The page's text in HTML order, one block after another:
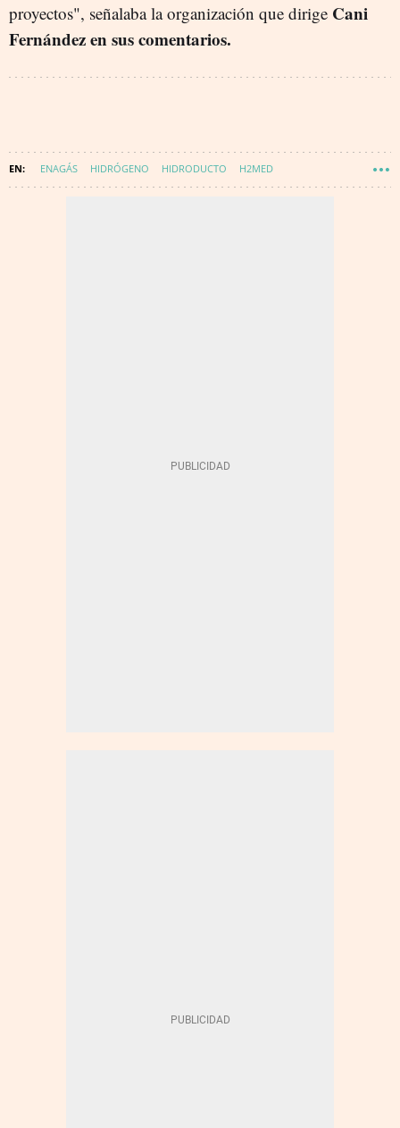
proyectos", señalaba la organización que dirige Cani
Fernández en sus comentarios.
ENAGÁS HIDRÓGENO HIDRODUCTO H2MED